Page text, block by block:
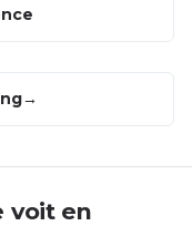
voit en